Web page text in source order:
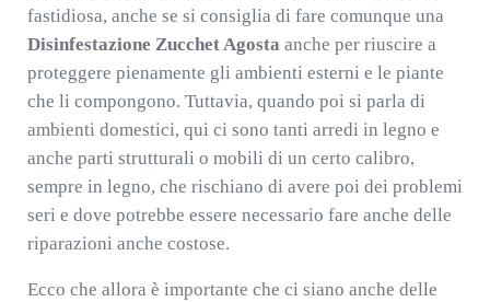
fastidiosa, anche se si consiglia di fare comunque una
Disinfestazione Zucchet Agosta anche per riuscire a
proteggere pienamente gli ambienti esterni e le piante
che li compongono. Tuttavia, quando poi si parla di
ambienti domestici, qui ci sono tanti arredi in legno e
anche parti strutturali o mobili di un certo calibro,
sempre in legno, che rischiano di avere poi dei problemi
seri e dove potrebbe essere necessario fare anche delle
riparazioni anche costose.
Ecco che allora è importante che ci siano anche delle